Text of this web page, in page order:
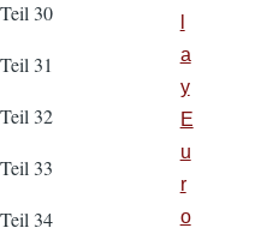
Teil 30
Teil 31
Teil 32
Teil 33
Teil 34
a
y
E
u
r
o